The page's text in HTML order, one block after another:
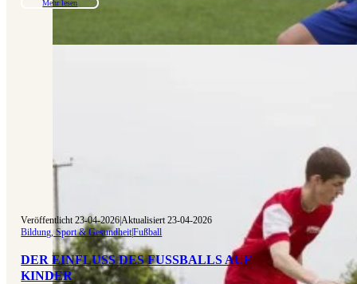
Mehr lesen
Veröffentlicht 23-04-2026|Aktualisiert 23-04-2026
Bildung, Sport & Gesundheit|Fußball
DER EINFLUSS DES FUSSBALLS AUF K
INDER